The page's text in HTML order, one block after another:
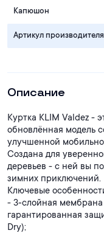
Капюшон
Артикул производителя
Описание
Куртка KLIM Valdez -
обновлённая модель
улучшенной
Создана для
деревьев - с ней вы
зимних приключений.
Ключевые
- 3‑слойная мембрана
гарантированная
Dry);